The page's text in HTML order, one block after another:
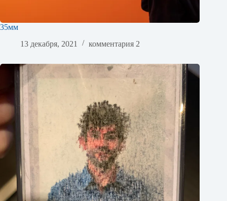
35мм
13 декабря, 2021
комментария 2